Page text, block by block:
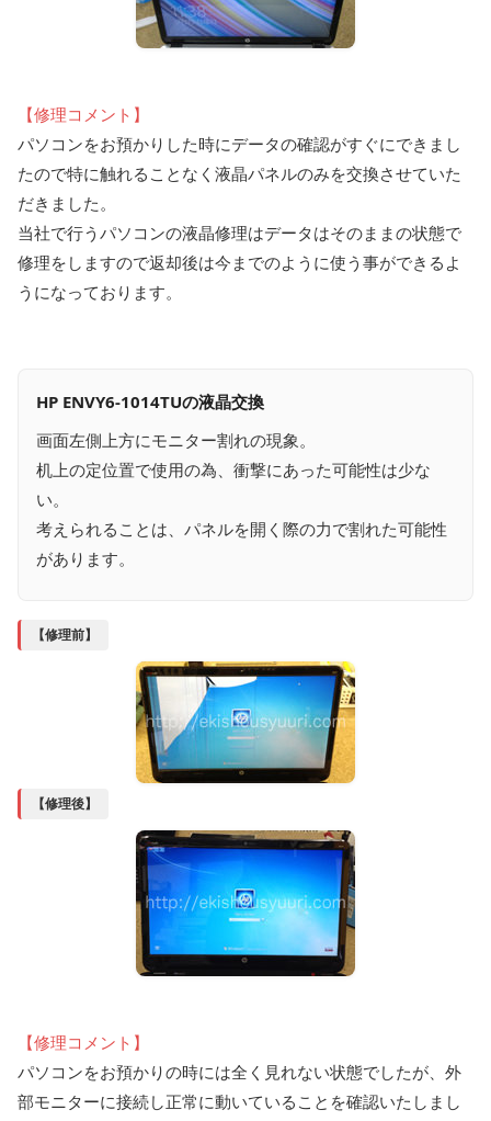
【修理コメント】
パソコンをお預かりした時にデータの確認がすぐにできまし
たので特に触れることなく液晶パネルのみを交換させていた
だきました。
当社で行うパソコンの液晶修理はデータはそのままの状態で
修理をしますので返却後は今までのように使う事ができるよ
うになっております。
HP ENVY6-1014TUの液晶交換
画面左側上方にモニター割れの現象。
机上の定位置で使用の為、衝撃にあった可能性は少な
い。
考えられることは、パネルを開く際の力で割れた可能性
があります。
【修理前】
【修理後】
【修理コメント】
パソコンをお預かりの時には全く見れない状態でしたが、外
部モニターに接続し正常に動いていることを確認いたしまし